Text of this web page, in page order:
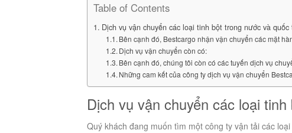
Table of Contents
Dịch vụ vận chuyển các loại tinh bột trong nước và quốc
Bên cạnh đó, Bestcargo nhận vận chuyển các mặt
Dịch vụ vận chuyển còn có:
Bên cạnh đó, chúng tôi còn có các tuyến dịch vụ
Những cam kết của công ty dịch vụ vận chuyển
Dịch vụ vận chuyển các loại
Quý khách đang muốn tìm một công ty vận tải các